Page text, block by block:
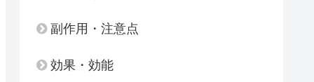
副作用・注意点
効果・効能